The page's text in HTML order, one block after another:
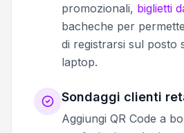
promozionali, biglietti
bacheche per
di registrarsi sul posto
laptop.
Sondaggi clienti
Aggiungi QR Code a